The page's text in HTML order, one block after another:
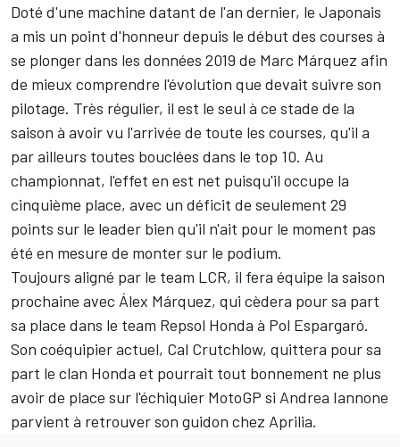
Doté d'une machine datant de l'an dernier, le Japonais
a mis un point d'honneur depuis le début des courses à
se plonger dans les données 2019 de Marc Márquez afin
de mieux comprendre l'évolution que devait suivre son
pilotage. Très régulier, il est le seul à ce stade de la
saison à avoir vu l'arrivée de toute les courses, qu'il a
par ailleurs toutes bouclées dans le top 10. Au
championnat, l'effet en est net puisqu'il occupe la
cinquième place, avec un déficit de seulement 29
points sur le leader bien qu'il n'ait pour le moment pas
été en mesure de monter sur le podium.
Toujours aligné par le team LCR, il fera équipe la saison
prochaine avec Álex Márquez, qui cèdera pour sa part
sa place dans le team Repsol Honda à Pol Espargaró.
Son coéquipier actuel, Cal Crutchlow, quittera pour sa
part le clan Honda et pourrait tout bonnement ne plus
avoir de place sur l'échiquier MotoGP si Andrea Iannone
parvient à retrouver son guidon chez Aprilia.